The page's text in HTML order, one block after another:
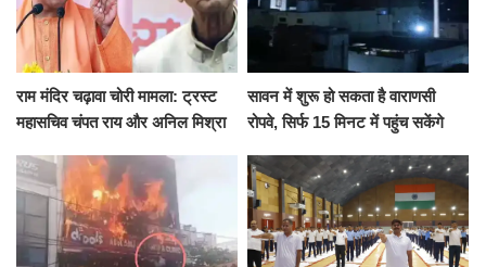
राम मंदिर चढ़ावा चोरी मामला: ट्रस्ट
महासचिव चंपत राय और अनिल मिश्रा
को नहीं...
सावन में शुरू हो सकता है वाराणसी
रोपवे, सिर्फ 15 मिनट में पहुंच सकेंगे
किराया